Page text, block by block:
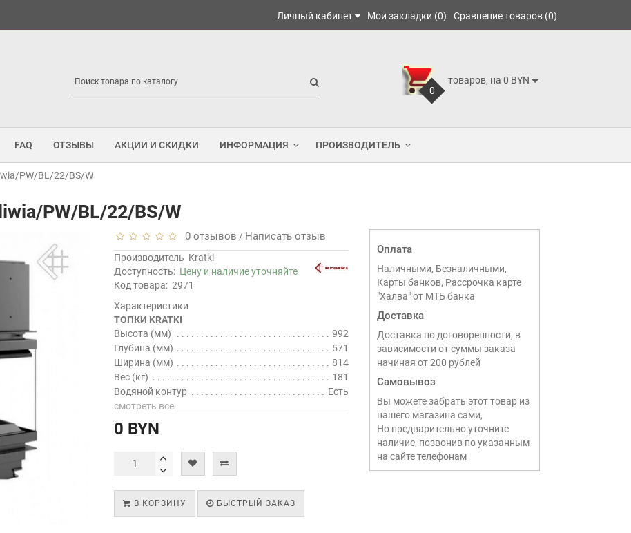
Личный кабинет Мои закладки (0) Сравнение товаров (0)
0
товаров, на 0 BYN
FAQ ОТЗЫВЫ АКЦИИ И СКИДКИ ИНФОРМАЦИЯ ПРОИЗВОДИТЕЛЬ
PW/BL/22/BS/W
PW/BL/22/BS/W
0 отзывов / Написать отзыв
Производитель Kratki
Доступность: Цену и наличие уточняйте
Код товара: 2971
Характеристики
ТОПКИ KRATKI
Высота (мм)
992
Глубина (мм)
571
Ширина (мм)
814
Вес (кг)
181
Водяной контур
Есть
смотреть все
0 BYN
В КОРЗИНУ БЫСТРЫЙ ЗАКАЗ
Оплата
Наличными, Безналичными,
Карты банков, Рассрочка карте
"Халва" от МТБ банка
Доставка
Доставка по договоренности, в
зависимости от суммы заказа
начиная от 200 рублей
Самовывоз
Вы можете забрать этот товар из
нашего магазина сами,
Но предварительно уточните
наличие, позвонив по указанным
на сайте телефонам